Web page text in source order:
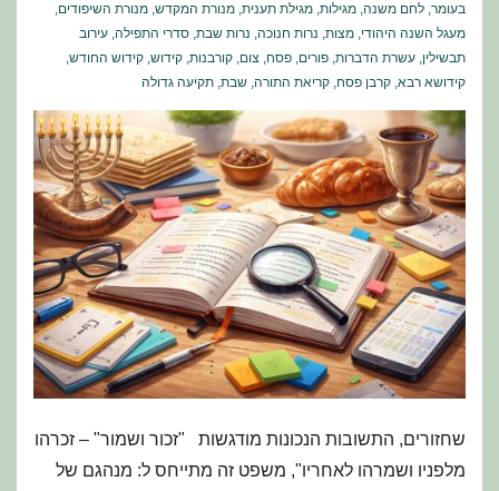
בעומר, לחם משנה, מגילות, מגילת תענית, מנורת המקדש, מנורת השיפודים,
מעגל השנה היהודי, מצות, נרות חנוכה, נרות שבת, סדרי התפילה, עירוב
תבשילין, עשרת הדברות, פורים, פסח, צום, קורבנות, קידוש, קידוש החודש,
קידושא רבא, קרבן פסח, קריאת התורה, שבת, תקיעה גדולה
שחזורים, התשובות הנכונות מודגשות "זכור ושמור" – זכרהו
מלפניו ושמרהו לאחריו", משפט זה מתייחס ל: מנהגם של